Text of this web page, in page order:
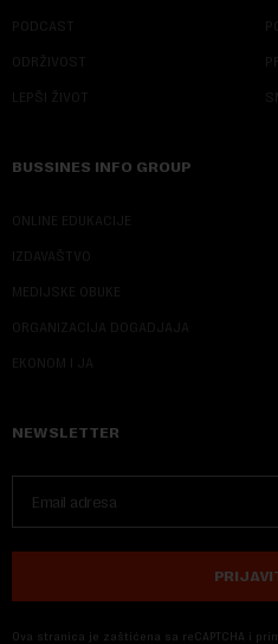
PODCAST
ODRŽIVOST
LEPŠI ŽIVOT
BUSSINES INFO GROUP
ONLINE EDUKACIJE
IZDAVAŠTVO
MEDIJSKE OBUKE
ORGANIZACIJA DOGADJAJA
EKONOM I JA
NEWSLETTER
Ova stranica je zaštićena sa reCAPTCHA i